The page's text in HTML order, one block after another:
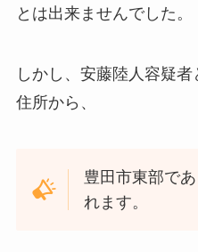
とは出来ませんでした。
しかし、安藤陸人容疑
住所から、
豊田市東部で
れます。